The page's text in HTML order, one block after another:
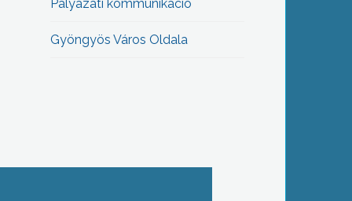
Pályázati kommunikáció
Gyöngyös Város Oldala